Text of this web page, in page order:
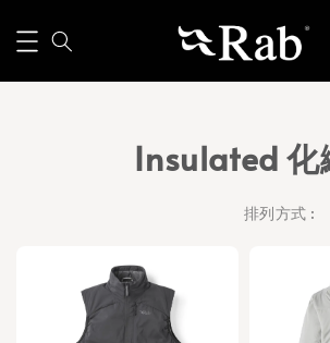
Insulated 化
排列方式 :